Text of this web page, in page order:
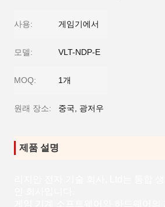
사용: 게임기에서
모델: VLT-NDP-E
MOQ: 1개
원래 장소: 중국, 광저우
제품 설명